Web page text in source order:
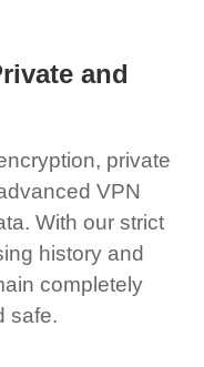
and
private
VPN
With our strict
history and
completely
safe.